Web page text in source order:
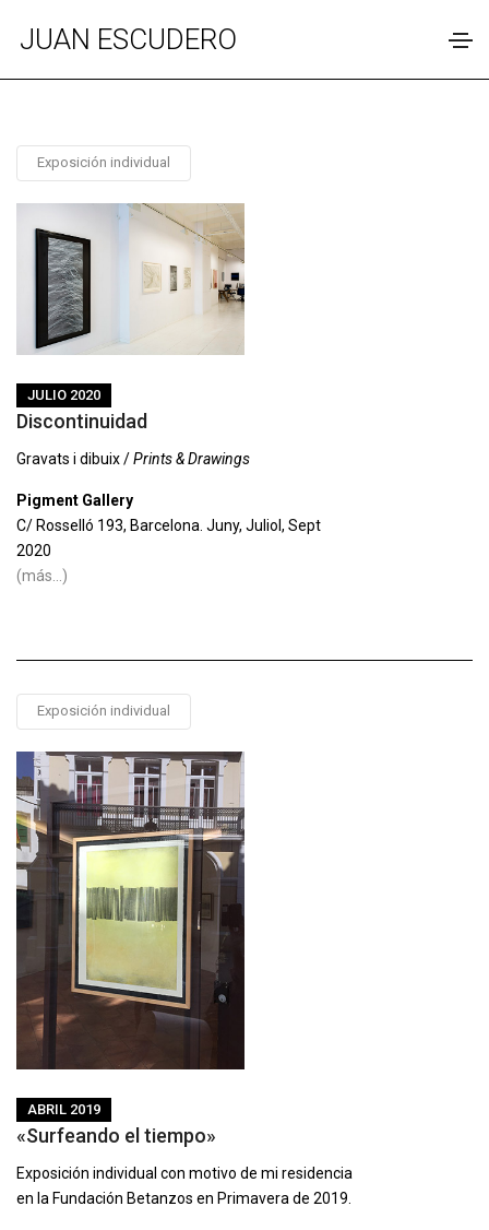
JUAN ESCUDERO
Exposición individual
JULIO 2020
Discontinuidad
Gravats i dibuix /Prints & Drawings
Pigment Gallery
C/ Rosselló 193, Barcelona. Juny, Juliol, Sept
2020
(más…)
Exposición individual
ABRIL 2019
«Surfeando el tiempo»
Exposición individual con motivo de mi residencia
en la Fundación Betanzos en Primavera de 2019.